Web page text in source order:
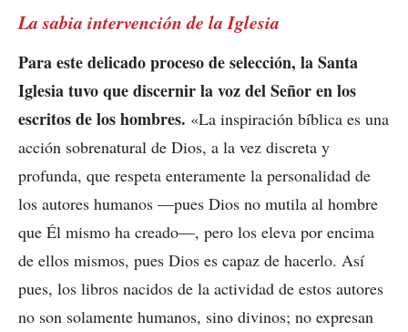
La sabia intervención de la Iglesia
Para este delicado proceso de selección, la Santa
Iglesia tuvo que discernir la voz del Señor en los
escritos de los hombres. «La inspiración bíblica es una
acción sobrenatural de Dios, a la vez discreta y
profunda, que respeta enteramente la personalidad de
los autores humanos —pues Dios no mutila al hombre
que Él mismo ha creado—, pero los eleva por encima
de ellos mismos, pues Dios es capaz de hacerlo. Así
pues, los libros nacidos de la actividad de estos autores
no son solamente humanos, sino divinos; no expresan